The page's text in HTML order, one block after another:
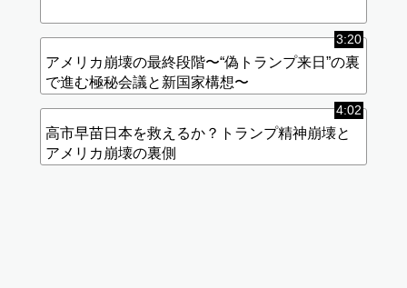
3:20
アメリカ崩壊の最終段階〜“偽トランプ来日”の裏
で進む極秘会議と新国家構想〜
4:02
高市早苗日本を救えるか？トランプ精神崩壊と
アメリカ崩壊の裏側